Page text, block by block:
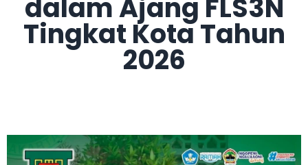
dalam Ajang FLS3N
Tingkat Kota Tahun
2026